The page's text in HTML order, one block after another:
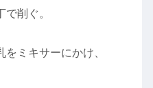
削ぐ。
ミキサーにかけ、